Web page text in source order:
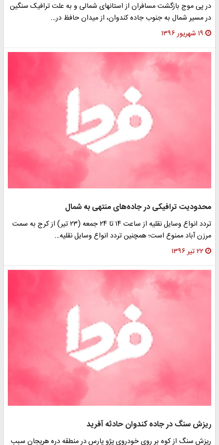
در پی موج بازگشت مسافران از استانهای شمالی و به علت ترافیک سنگین
در مسیر شمال به جنوب جاده کندوان، از میدان حافظ در…
۱۹ شهریور ۱۳۹۶
محدودیت ترافیکی در جاده‌های منتهی به شمال
تردد انواع وسایل نقلیه از ساعت ۱۴ تا ۲۴ جمعه (۲۳ تیر) از کرج به سمت
مرزن آباد ممنوع است؛ همچنین تردد انواع وسایل نقلیه…
۲۲ تیر ۱۳۹۶
ریزش سنگ در جاده کندوان حادثه آفرید
ریزش سنگ از کوه بر روی خودروی پژو پارس در منطقه دره هریجان سبب